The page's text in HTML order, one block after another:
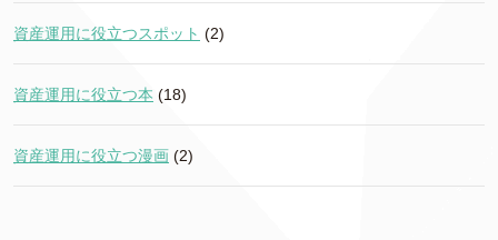
資産運用に役立つスポット (2)
資産運用に役立つ本 (18)
資産運用に役立つ漫画 (2)